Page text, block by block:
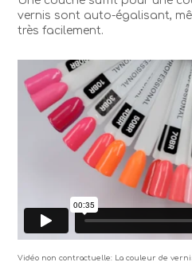
vernis sont auto-égalisant,
très facilement.
Vidéo non contractuelle: La couleur de